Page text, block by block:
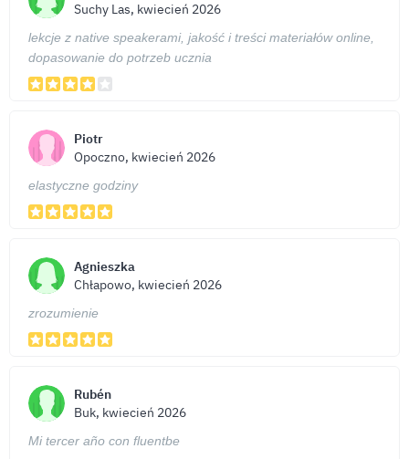
Suchy Las, kwiecień 2026
lekcje z native speakerami, jakość i treści materiałów online,
dopasowanie do potrzeb ucznia
Piotr
Opoczno, kwiecień 2026
elastyczne godziny
Agnieszka
Chłapowo, kwiecień 2026
zrozumienie
Rubén
Buk, kwiecień 2026
Mi tercer año con fluentbe